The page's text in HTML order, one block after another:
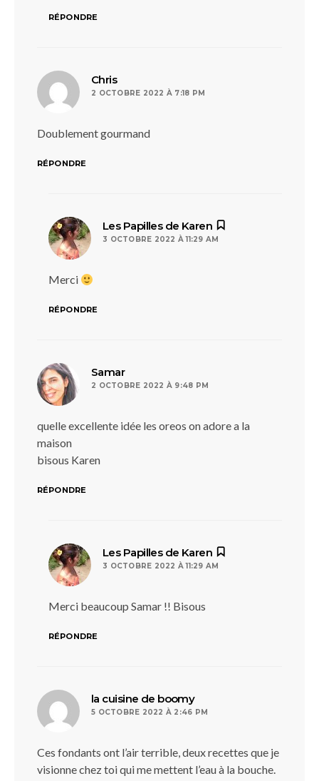
RÉPONDRE
Chrisdit :
2 OCTOBRE 2022 À 7:18 PM
Doublement gourmand
RÉPONDRE
Les Papilles de Karen
3 OCTOBRE 2022 À 11:29 AM
Merci
RÉPONDRE
Samardit :
2 OCTOBRE 2022 À 9:48 PM
quelle excellente idée les oreos on adore a la
maison
bisous Karen
RÉPONDRE
Les Papilles de Karen
3 OCTOBRE 2022 À 11:29 AM
Merci beaucoup Samar !! Bisous
RÉPONDRE
la cuisine de boomydit :
5 OCTOBRE 2022 À 2:46 PM
Ces fondants ont l’air terrible, deux recettes que je
visionne chez toi qui me mettent l’eau à la bouche.